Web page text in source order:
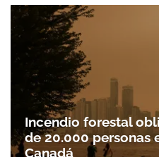
Incendio forestal
de 20.000 personas
Canadá